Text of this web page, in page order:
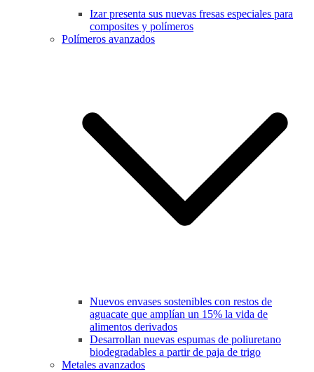
Izar presenta sus nuevas fresas especiales para
composites y polímeros
Polímeros avanzados
Nuevos envases sostenibles con restos de
aguacate que amplían un 15% la vida de
alimentos derivados
Desarrollan nuevas espumas de poliuretano
biodegradables a partir de paja de trigo
Metales avanzados